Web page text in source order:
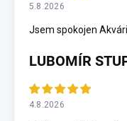
5.8.2026
Jsem spokojen
LUBOMÍR
4.8.2026